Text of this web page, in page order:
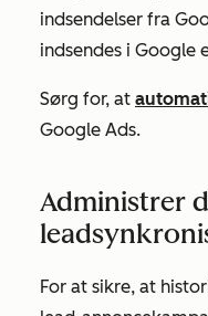
indsendelser fra
indsendes i Google
Sørg for, at
Google Ads.
Administrer
For at sikre, at